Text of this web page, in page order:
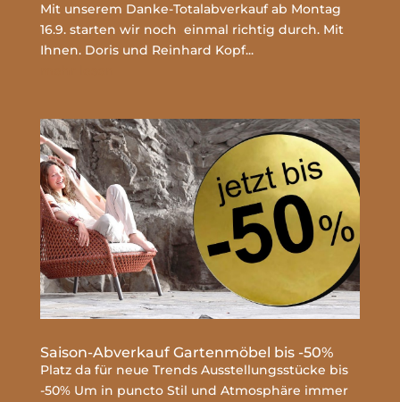
Mit unserem Danke-Totalabverkauf ab Montag
16.9. starten wir noch einmal richtig durch. Mit
Ihnen. Doris und Reinhard Kopf...
Saison-Abverkauf Gartenmöbel bis -50%
Platz da für neue Trends Ausstellungsstücke bis
-50% Um in puncto Stil und Atmosphäre immer